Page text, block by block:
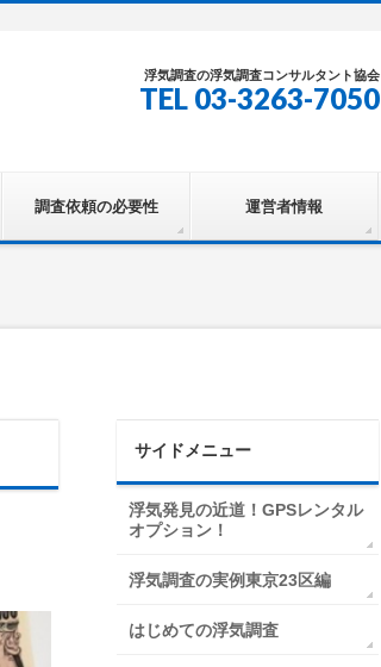
浮気調査の浮気調査コンサルタント協会
TEL 03-3263-7050
調査依頼の必要性 運営者情報
サイドメニュー
浮気発見の近道！GPSレンタル
オプション！
浮気調査の実例東京23区編
はじめての浮気調査